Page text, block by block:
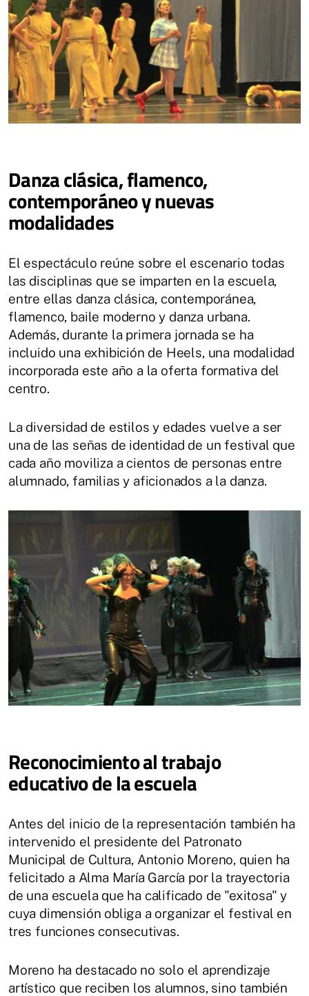
Danza clásica, flamenco,
contemporáneo y nuevas
modalidades
El espectáculo reúne sobre el escenario todas
las disciplinas que se imparten en la escuela,
entre ellas danza clásica, contemporánea,
flamenco, baile moderno y danza urbana.
Además, durante la primera jornada se ha
incluido una exhibición de Heels, una modalidad
incorporada este año a la oferta formativa del
centro.
La diversidad de estilos y edades vuelve a ser
una de las señas de identidad de un festival que
cada año moviliza a cientos de personas entre
alumnado, familias y aficionados a la danza.
Reconocimiento al trabajo
educativo de la escuela
Antes del inicio de la representación también ha
intervenido el presidente del Patronato
Municipal de Cultura, Antonio Moreno, quien ha
felicitado a Alma María García por la trayectoria
de una escuela que ha calificado de "exitosa" y
cuya dimensión obliga a organizar el festival en
tres funciones consecutivas.
Moreno ha destacado no solo el aprendizaje
artístico que reciben los alumnos, sino también